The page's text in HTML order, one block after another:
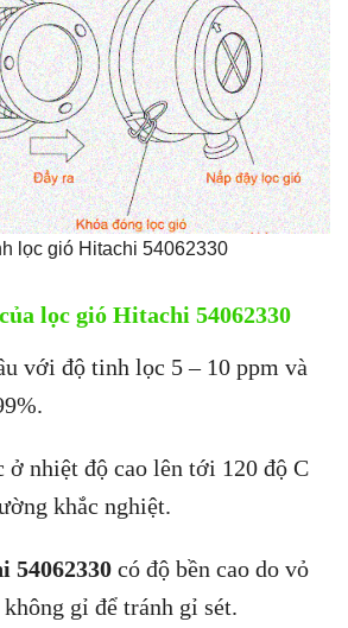
lọc gió Hitachi 54062330
lọc gió Hitachi 54062330
với độ tinh lọc 5 – 10 ppm và
ở nhiệt độ cao lên tới 120 độ C
khắc nghiệt.
54062330 có độ bền cao do vỏ
gỉ để tránh gỉ sét.